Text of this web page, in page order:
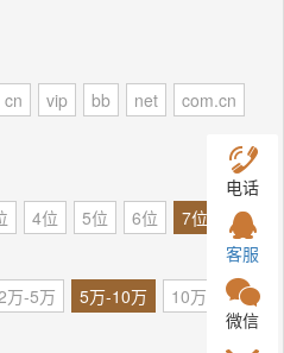
cn vip bb net
com.cn
4位 5位 6位 7位
8位
万-5万 5万-10万
10万-20万
电话
客服
微信